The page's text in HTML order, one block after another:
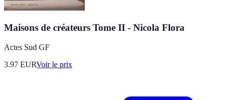
Maisons de créateurs Tome II - Nicola Flora
Actes Sud GF
3.97 EURVoir le prix